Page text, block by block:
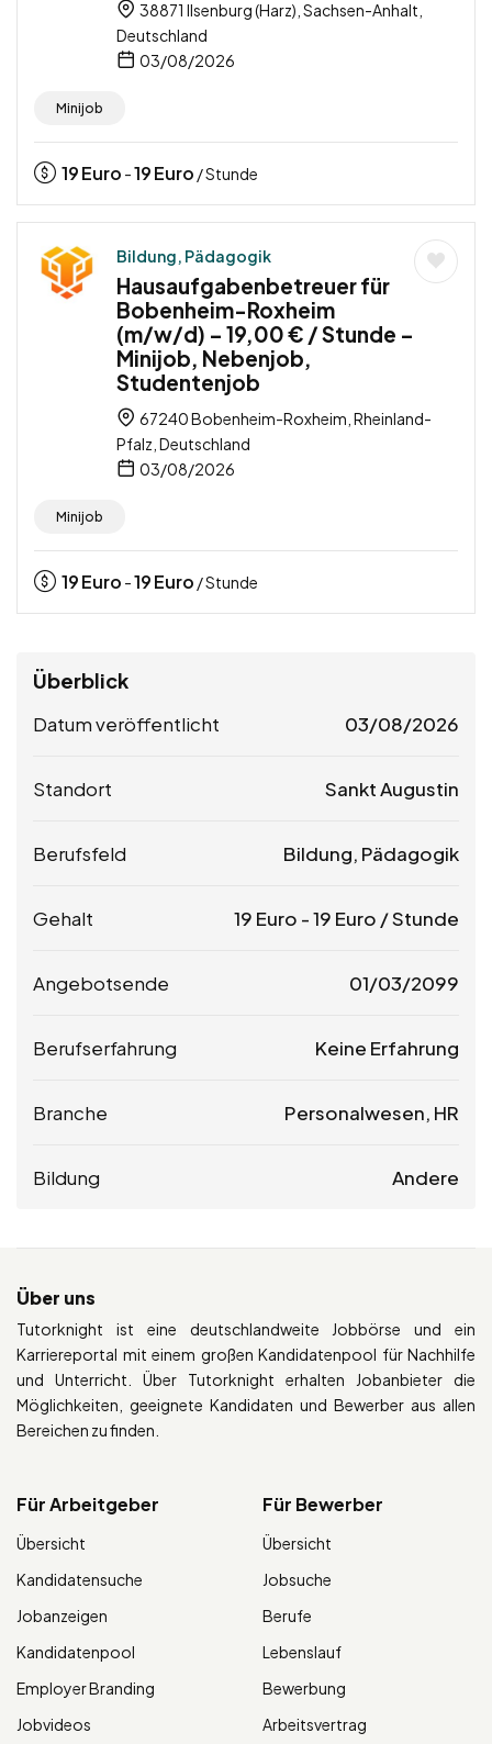
38871 Ilsenburg (Harz), Sachsen-Anhalt,
Deutschland
03/08/2026
Minijob
19Euro -19Euro / Stunde
Bildung, Pädagogik
Hausaufgabenbetreuer für
Bobenheim-Roxheim
(m/w/d) – 19,00 € / Stunde –
Minijob, Nebenjob,
Studentenjob
67240 Bobenheim-Roxheim, Rheinland-
Pfalz, Deutschland
03/08/2026
Minijob
19Euro -19Euro / Stunde
Überblick
Datum veröffentlicht 03/08/2026
Standort Sankt Augustin
Berufsfeld Bildung, Pädagogik
Gehalt 19 Euro -19 Euro / Stunde
Angebotsende 01/03/2099
Berufserfahrung Keine Erfahrung
Branche Personalwesen, HR
Bildung Andere
Über uns
Tutorknight ist eine deutschlandweite Jobbörse und ein
Karriereportal mit einem großen Kandidatenpool für Nachhilfe
und Unterricht. Über Tutorknight erhalten Jobanbieter die
Möglichkeiten, geeignete Kandidaten und Bewerber aus allen
Bereichen zu finden.
Für Arbeitgeber
Übersicht
Kandidatensuche
Jobanzeigen
Kandidatenpool
Employer Branding
Jobvideos
Für Bewerber
Übersicht
Jobsuche
Berufe
Lebenslauf
Bewerbung
Arbeitsvertrag